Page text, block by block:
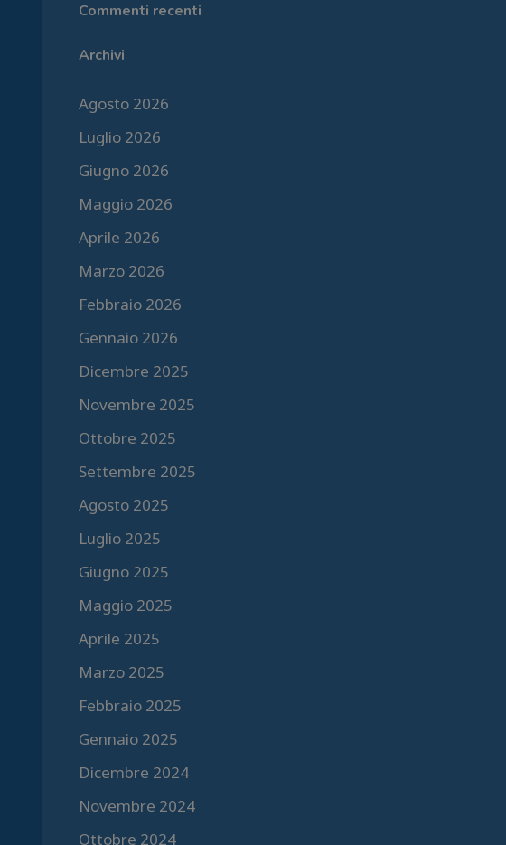
Commenti recenti
Archivi
Agosto 2026
Luglio 2026
Giugno 2026
Maggio 2026
Aprile 2026
Marzo 2026
Febbraio 2026
Gennaio 2026
Dicembre 2025
Novembre 2025
Ottobre 2025
Settembre 2025
Agosto 2025
Luglio 2025
Giugno 2025
Maggio 2025
Aprile 2025
Marzo 2025
Febbraio 2025
Gennaio 2025
Dicembre 2024
Novembre 2024
Ottobre 2024